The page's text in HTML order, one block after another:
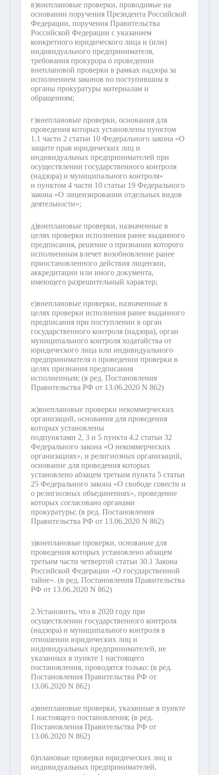
в)внеплановые проверки, проводимые на
основании поручения Президента Российской
Федерации, поручения Правительства
Российской Федерации с указанием
конкретного юридического лица и (или)
индивидуального предпринимателя,
требования прокурора о проведении
внеплановой проверки в рамках надзора за
исполнением законов по поступившим в
органы прокуратуры материалам и
обращениям;
г)внеплановые проверки, основания для
проведения которых установлены пунктом
1.1 части 2 статьи 10 Федерального закона «О
защите прав юридических лиц и
индивидуальных предпринимателей при
осуществлении государственного контроля
(надзора) и муниципального контроля»
и пунктом 4 части 10 статьи 19 Федерального
закона «О лицензировании отдельных видов
деятельности»;
д)внеплановые проверки, назначенные в
целях проверки исполнения ранее выданного
предписания, решение о признании которого
исполненным влечет возобновление ранее
приостановленного действия лицензии,
аккредитации или иного документа,
имеющего разрешительный характер;
е)внеплановые проверки, назначенные в
целях проверки исполнения ранее выданного
предписания при поступлении в орган
государственного контроля (надзора), орган
муниципального контроля ходатайства от
юридического лица или индивидуального
предпринимателя о проведении проверки в
целях признания предписания
исполненным; (в ред. Постановления
Правительства РФ от 13.06.2020 N 862)
ж)внеплановые проверки некоммерческих
организаций, основания для проведения
которых установлены
подпунктами 2, 3 и 5 пункта 4.2 статьи 32
Федерального закона «О некоммерческих
организациях», и религиозных организаций,
основание для проведения которых
установлено абзацем третьим пункта 5 статьи
25 Федерального закона «О свободе совести и
о религиозных объединениях», проведение
которых согласовано органами
прокуратуры; (в ред. Постановления
Правительства РФ от 13.06.2020 N 862)
з)внеплановые проверки, основание для
проведения которых установлено абзацем
третьим части четвертой статьи 30.1 Закона
Российской Федерации «О государственной
тайне». (в ред. Постановления Правительства
РФ от 13.06.2020 N 862)
2.Установить, что в 2020 году при
осуществлении государственного контроля
(надзора) и муниципального контроля в
отношении юридических лиц и
индивидуальных предпринимателей, не
указанных в пункте 1 настоящего
постановления, проводятся только: (в ред.
Постановления Правительства РФ от
13.06.2020 N 862)
а)внеплановые проверки, указанные в пункте
1 настоящего постановления; (в ред.
Постановления Правительства РФ от
13.06.2020 N 862)
б)плановые проверки юридических лиц и
индивидуальных предпринимателей,